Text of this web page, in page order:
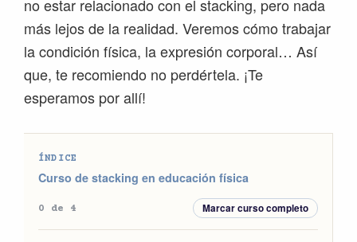
no estar relacionado con el stacking, pero nada
más lejos de la realidad. Veremos cómo trabajar
la condición física, la expresión corporal… Así
que, te recomiendo no perdértela. ¡Te
esperamos por allí!
ÍNDICE
Curso de stacking en educación física
0 de 4 Marcar curso completo